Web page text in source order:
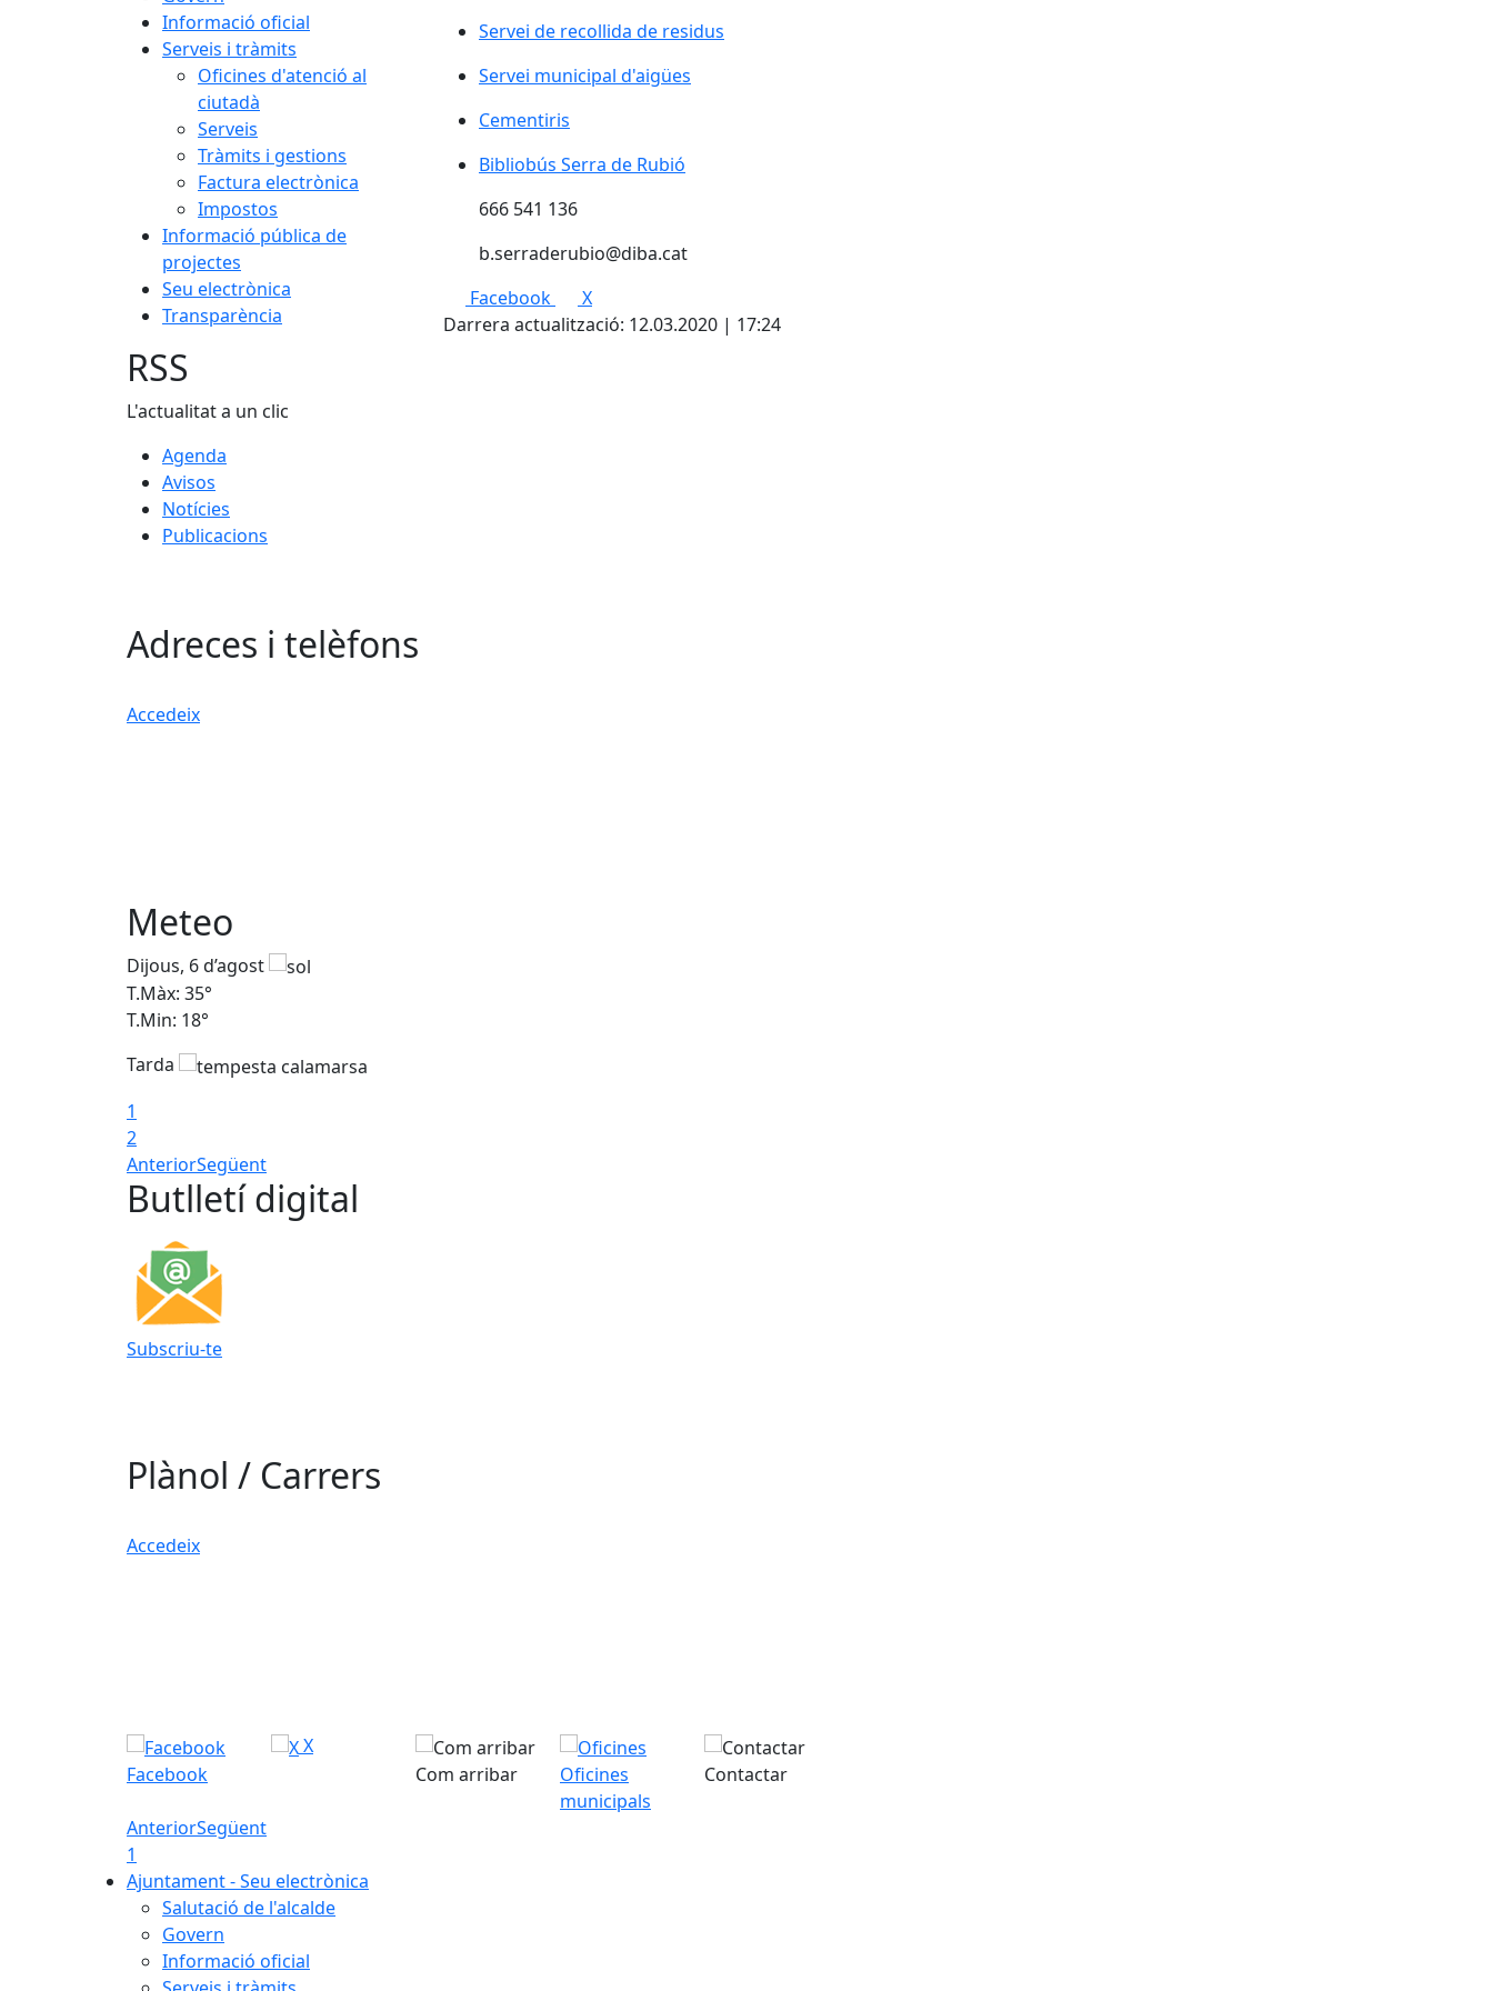
Informació oficial
Serveis i tràmits
Oficines d'atenció al
ciutadà
Serveis
Tràmits i gestions
Factura electrònica
Impostos
Informació pública de
projectes
Seu electrònica
Transparència
Servei de recollida de residus
Servei municipal d'aigües
Cementiris
Bibliobús Serra de Rubió
Bibliobús Serra de Rubió
666 541 136
b.serraderubio@diba.cat
Facebook
X
Darrera actualització: 12.03.2020 | 17:24
RSS
L'actualitat a un clic
Agenda
Avisos
Notícies
Publicacions
Adreces i telèfons
Accedeix
Meteo
Dijous, 6 d’agost
T.Màx: 35°
T.Min: 18°
Tarda
1
2
AnteriorSegüent
Butlletí digital
Subscriu-te
Plànol / Carrers
Accedeix
Facebook
X
Com arribar
Oficines
municipals
Contactar
AnteriorSegüent
1
Ajuntament - Seu electrònica
Salutació de l'alcalde
Govern
Informació oficial